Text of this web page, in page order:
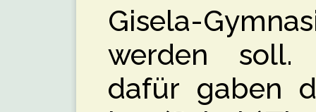
Gisela-
werden soll.
dafür gaben